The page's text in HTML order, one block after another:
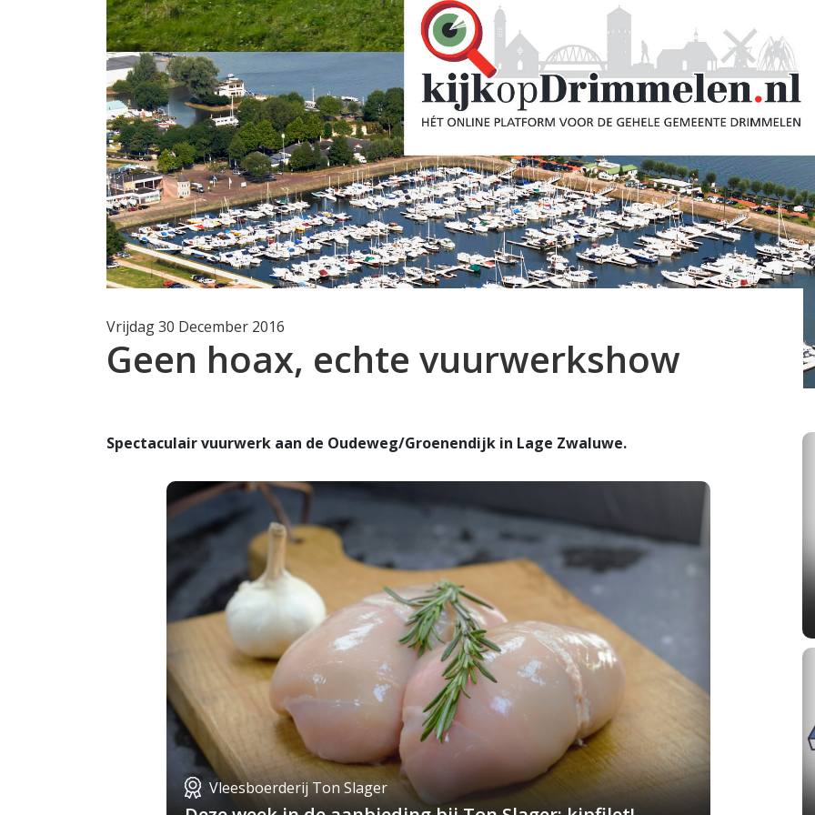
Vrijdag 30 December 2016
Geen hoax, echte vuurwerkshow
Spectaculair vuurwerk aan de Oudeweg/Groenendijk in Lage Zwaluwe.
Vleesboerderij Ton Slager